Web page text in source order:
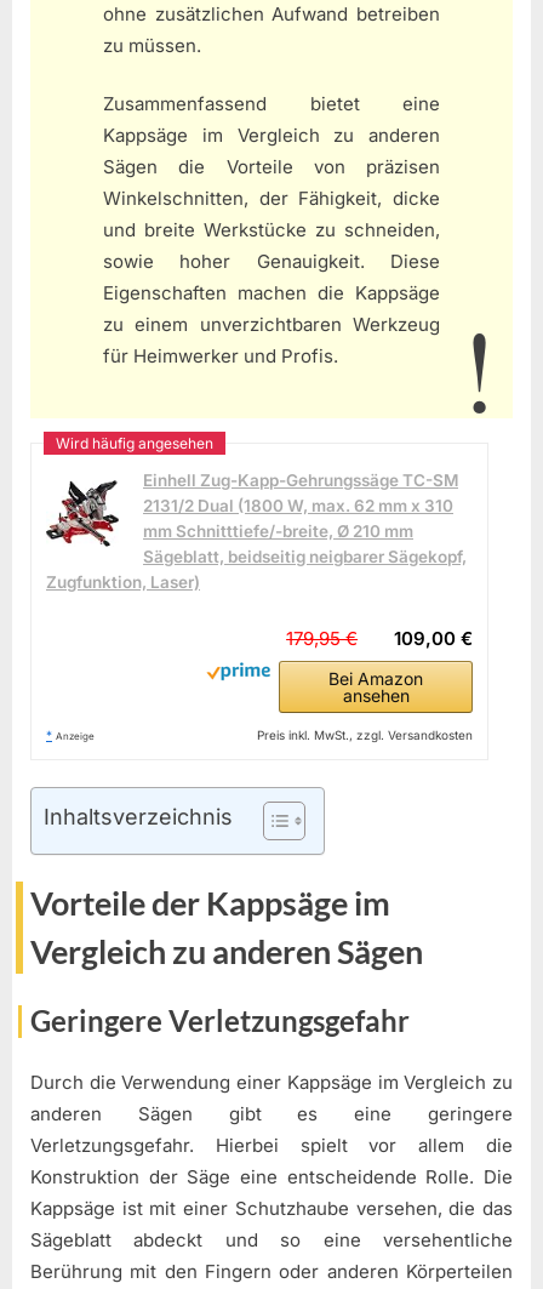
ohne zusätzlichen Aufwand betreiben
zu müssen.
Zusammenfassend bietet eine
Kappsäge im Vergleich zu anderen
Sägen die Vorteile von präzisen
Winkelschnitten, der Fähigkeit, dicke
und breite Werkstücke zu schneiden,
sowie hoher Genauigkeit. Diese
Eigenschaften machen die Kappsäge
zu einem unverzichtbaren Werkzeug
für Heimwerker und Profis.
Einhell Zug-Kapp-Gehrungssäge TC-SM
2131/2 Dual (1800 W, max. 62 mm x 310
mm Schnitttiefe/-breite, Ø 210 mm
Sägeblatt, beidseitig neigbarer Sägekopf,
Zugfunktion, Laser)
109,00 €
179,95 €
Bei Amazon
ansehen
* Anzeige Preis inkl. MwSt., zzgl. Versandkosten
Inhaltsverzeichnis
Vorteile der Kappsäge im
Vergleich zu anderen Sägen
Geringere Verletzungsgefahr
Durch die Verwendung einer Kappsäge im Vergleich zu
anderen Sägen gibt es eine geringere
Verletzungsgefahr. Hierbei spielt vor allem die
Konstruktion der Säge eine entscheidende Rolle. Die
Kappsäge ist mit einer Schutzhaube versehen, die das
Sägeblatt abdeckt und so eine versehentliche
Berührung mit den Fingern oder anderen Körperteilen